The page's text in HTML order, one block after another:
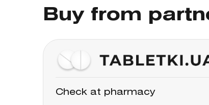
Buy from
Check at pharmacy